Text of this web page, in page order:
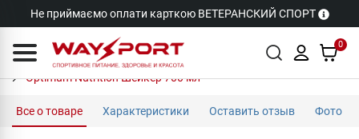
Не приймаємо оплати карткою ВЕТЕРАНСКИЙ СПОРТ
0
Optimum Nutrition Шейкер 700 мл
Все о товаре Характеристики Оставить отзыв Фото